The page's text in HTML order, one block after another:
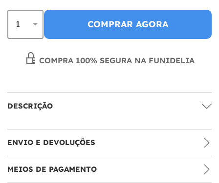
COMPRAR AGORA
COMPRA 100% SEGURA NA FUNIDELIA
DESCRIÇÃO
ENVIO E DEVOLUÇÕES
MEIOS DE PAGAMENTO